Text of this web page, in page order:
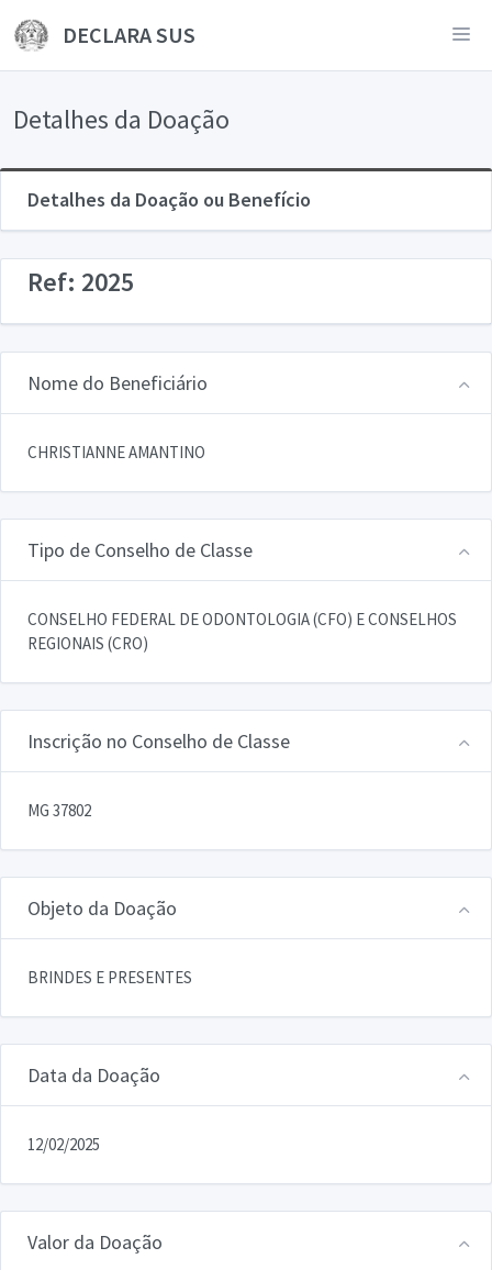
DECLARA SUS
Detalhes da Doação
Detalhes da Doação ou Benefício
Ref: 2025
Nome do Beneficiário
CHRISTIANNE AMANTINO
Tipo de Conselho de Classe
CONSELHO FEDERAL DE ODONTOLOGIA (CFO) E CONSELHOS
REGIONAIS (CRO)
Inscrição no Conselho de Classe
MG 37802
Objeto da Doação
BRINDES E PRESENTES
Data da Doação
12/02/2025
Valor da Doação